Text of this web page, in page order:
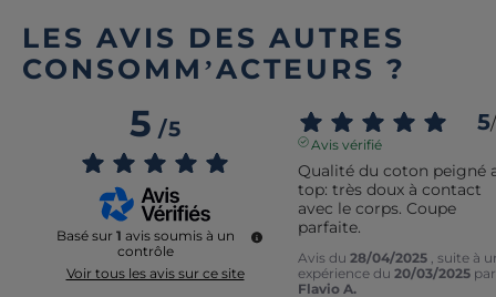
LES AVIS DES AUTRES
CONSOMM’ACTEURS ?
5/5
Basé sur 1 avis soumis à un
contrôle
Voir tous les avis sur ce site
5/
Avis vérifié
Qualité du coton peigné
top: très doux à contact
avec le corps. Coupe
parfaite.
Avis du 28/04/2025
, suite à
expérience du 20/03/2025 par
Flavio A.